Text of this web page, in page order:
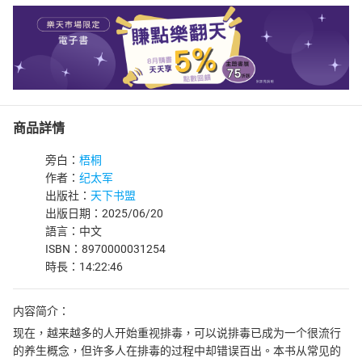
商品詳情
旁白： 梧桐
作者： 纪太军
出版社： 天下书盟
出版日期：2025/06/20
語言：中文
ISBN：8970000031254
時長：14:22:46
内容简介：
现在，越来越多的人开始重视排毒，可以说排毒已成为一个很流行
的养生概念，但许多人在排毒的过程中却错误百出。本书从常见的